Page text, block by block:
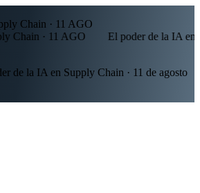
Chain · 11 AGO
· 11 AGO
El poder de la IA en
de la IA en Supply Chain · 11 de agosto